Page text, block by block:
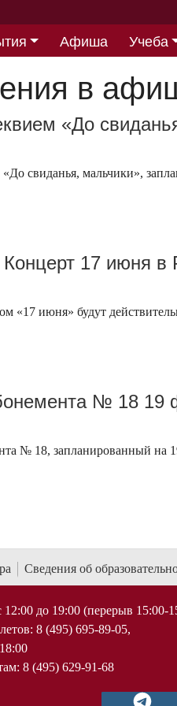
Афиша Учеба
в
«До
свиданья, мальчики»,
17 июня в
«17 июня» будут
№ 18 19
№ 18, запланированный на
Сведения об
12:00 до 19:00 (перерыв 15:00-
8 (495) 695-89-05,
8 (495) 629-91-68